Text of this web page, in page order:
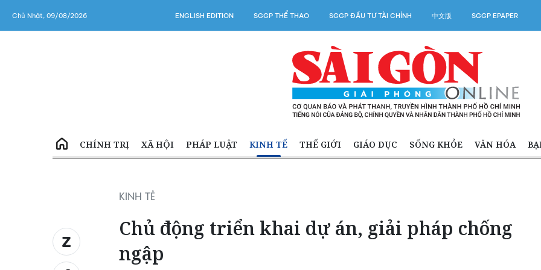
Chủ Nhật, 09/08/2026 ENGLISH EDITION SGGP THỂ THAO SGGP ĐẦU TƯ TÀI CHÍNH 中文版 SGGP EPAPER
CHÍNH TRỊ XÃ HỘI PHÁP LUẬT KINH TẾ THẾ GIỚI GIÁO DỤC SỐNG KHỎE VĂN HÓA
KINH TẾ
Chủ động triển khai dự án, giải pháp chống
ngập